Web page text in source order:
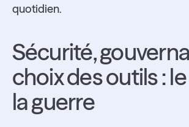
quotidien.
Sécurité,
choix des outils :
la guerre